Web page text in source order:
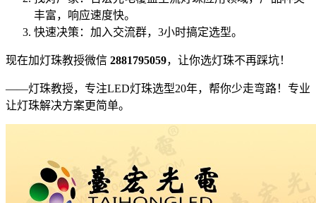
丰富，响应速度快。
快速决策：加入交流群，3小时搞定选型。
现在加灯珠教授微信 2881795059，让你选灯珠不再踩坑！
——灯珠教授，专注LED灯珠选型20年，帮你少走弯路！专业
让灯珠解决方案更简单。